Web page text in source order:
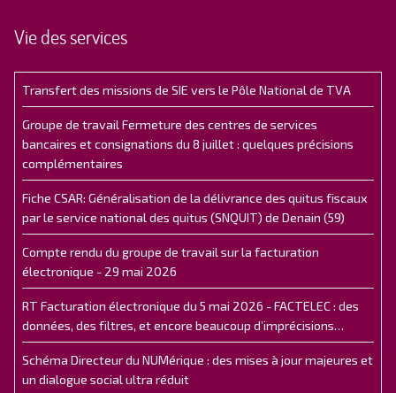
Vie des services
Transfert des missions de SIE vers le Pôle National de TVA
Groupe de travail Fermeture des centres de services
bancaires et consignations du 8 juillet : quelques précisions
complémentaires
Fiche CSAR: Généralisation de la délivrance des quitus fiscaux
par le service national des quitus (SNQUIT) de Denain (59)
Compte rendu du groupe de travail sur la facturation
électronique - 29 mai 2026
RT Facturation électronique du 5 mai 2026 - FACTELEC : des
données, des filtres, et encore beaucoup d’imprécisions…
Schéma Directeur du NUMérique : des mises à jour majeures et
un dialogue social ultra réduit